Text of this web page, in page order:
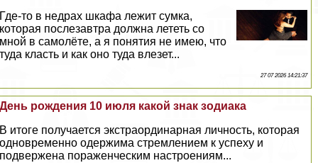
Где-то в недрах шкафа лежит сумка,
которая послезавтра должна лететь со
мной в самолёте, а я понятия не имею, что
туда класть и как оно туда влезет...
27 07 2026 14:21:37
День рождения 10 июля какой знак зодиака
В итоге получается экстраординарная личность, которая
одновременно одержима стремлением к успеху и
подвержена пораженческим настроениям...